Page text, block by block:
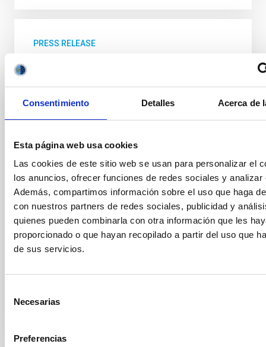
Consentimiento Detalles Acerca de
Esta página web usa cookies
Las cookies de este sitio web se usan para personalizar el
los anuncios, ofrecer funciones de redes sociales y analizar
Además, compartimos información sobre el uso que haga
con nuestros partners de redes sociales, publicidad y
quienes pueden combinarla con otra información que les
proporcionado o que hayan recopilado a partir del uso que
de sus servicios.
Necesarias
Preferencias
PRESS RELEASE
European Research Council (ERC) for the MELODY
project, led by researcher Savita Mathur. This grant,
one of the most prestigious and competitive in
European science, supports established researchers
with outstanding track records and highly innovative
proposals, with the aim of promoting frontier
knowledge. MELODY’s main objective is to study the
rotation and magnetic activity of Sun-like stars in
order to understand in greater detail the physical
Advertised on 06/23/2026 - 11:01:01